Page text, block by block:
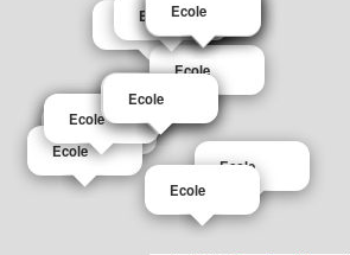
Ecole
Ecole
Ecole
Ecole
Ecole
Ecole
Ecole
Ecole
Ecole
Ecole
Ecole
Ecole
Ecole
Ecole
Ecole
Ecole
Ecole
Ecole
Ecole